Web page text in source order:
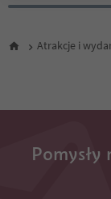
Atrakcje i
Pomysły